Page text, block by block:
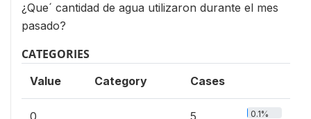
¿Que´ cantidad de agua utilizaron durante el mes
pasado?
CATEGORIES
Value Category Cases
0 5 0.1%